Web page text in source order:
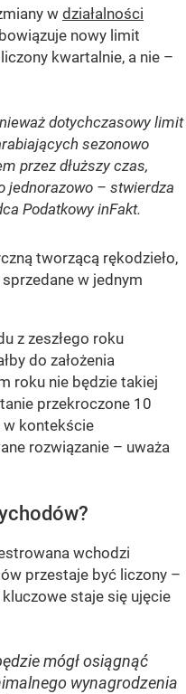
w działalności
nowy limit
kwartalnie, a nie –
dotychczasowy limit
sezonowo
przez dłuższy czas,
jednorazowo – stwierdza
Podatkowy inFakt.
tworzącą rękodzieło,
w jednym
z zeszłego roku
do założenia
roku nie będzie takiej
przekroczone 10
w kontekście
rozwiązanie – uważa
wchodzi
przestaje być liczony –
staje się ujęcie
mógł osiągnąć
wynagrodzenia